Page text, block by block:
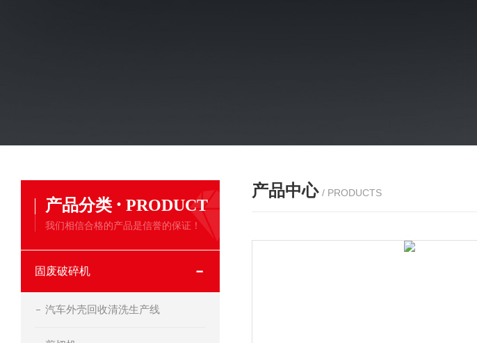
产品分类 · PRODUCT
我们相信合格的产品是信誉的保证！
固废破碎机
汽车外壳回收清洗生产线
产品中心 / PRODUCTS